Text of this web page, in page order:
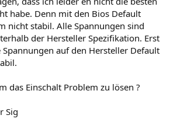
habe. Denn mit den Bios Default
nicht stabil. Alle Spannungen sind
der Hersteller Spezifikation. Erst
auf den Hersteller Default
das Einschalt Problem zu lösen ?
Sig